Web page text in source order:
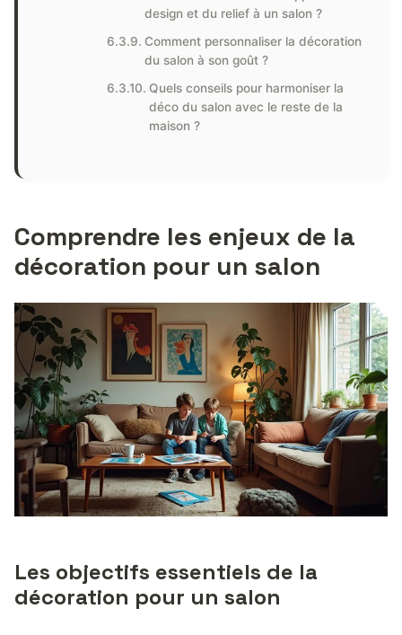
design et du relief à un salon ?
Comment personnaliser la décoration
du salon à son goût ?
Quels conseils pour harmoniser la
déco du salon avec le reste de la
maison ?
Comprendre les enjeux de la
décoration pour un salon
Les objectifs essentiels de la
décoration pour un salon